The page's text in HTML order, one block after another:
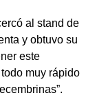
al stand de
y obtuvo su
este
muy rápido